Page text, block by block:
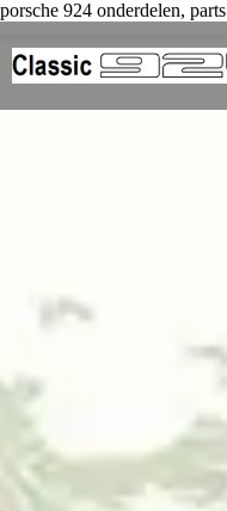
porsche 924 onderdelen, parts